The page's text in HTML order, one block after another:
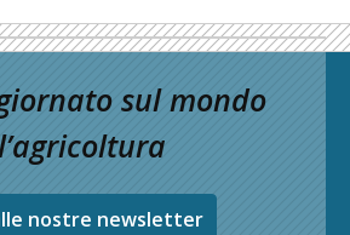
sul mondo
nostre newsletter